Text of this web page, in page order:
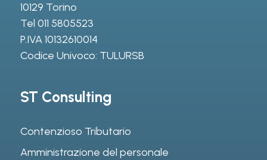
10129 Torino
Tel 011 5805523
P.IVA 10132610014
Codice Univoco: TULURSB
ST Consulting
Contenzioso Tributario
Amministrazione del personale